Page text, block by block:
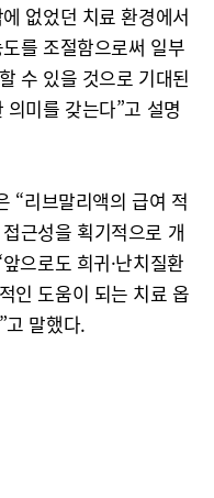
없었던 치료 환경에서
를 조절함으로써 일부
수 있을 것으로 기대된
미를 갖는다”고 설명
“리브말리액의 급여 적
근성을 획기적으로 개
으로도 희귀·난치질환
인 도움이 되는 치료 옵
고 말했다.